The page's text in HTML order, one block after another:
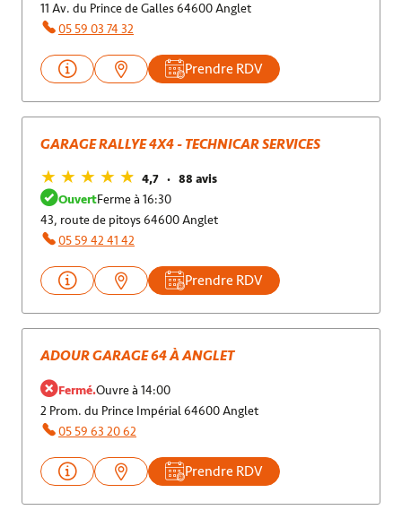
11 Av. du Prince de Galles 64600 Anglet
05 59 03 74 32
Prendre RDV
GARAGE RALLYE 4X4 - TECHNICAR SERVICES
4,7
88 avis
OuvertFerme à 16:30
43, route de pitoys 64600 Anglet
05 59 42 41 42
Prendre RDV
ADOUR GARAGE 64 À ANGLET
Fermé.Ouvre à 14:00
2 Prom. du Prince Impérial 64600 Anglet
05 59 63 20 62
Prendre RDV